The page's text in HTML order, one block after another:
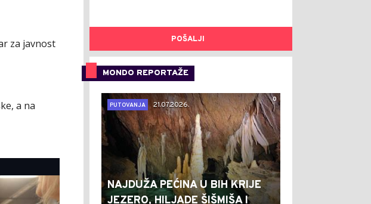
za javnost
a na
POŠALJI
MONDO REPORTAŽE
0
PUTOVANJA
21.07.2026.
NAJDUŽA PEĆINA U BIH KRIJE
JEZERO, HILJADE ŠIŠMIŠA I